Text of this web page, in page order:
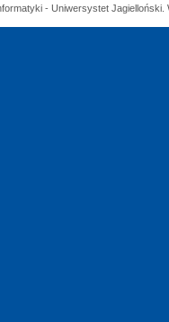
- Uniwersystet